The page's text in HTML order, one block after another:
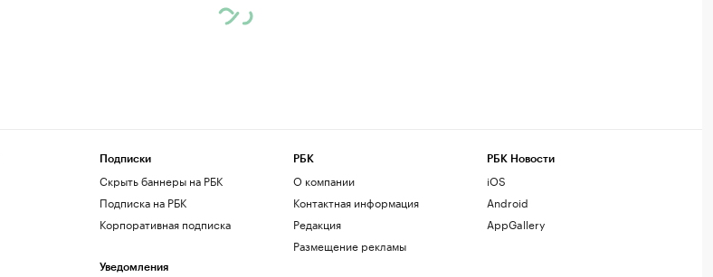
Подписки
Скрыть баннеры на РБК
Подписка на РБК
Корпоративная подписка
Уведомления
РБК
О компании
Контактная информация
Редакция
Размещение рекламы
РБК Новости
iOS
Android
AppGallery